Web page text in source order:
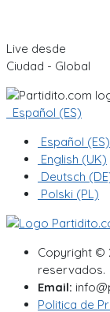
Live desde
Ciudad - Global
Español (ES)
Español (ES)
English (UK)
Deutsch
Polski (PL)
Copyright ©
reservados.
Email:
Politica de